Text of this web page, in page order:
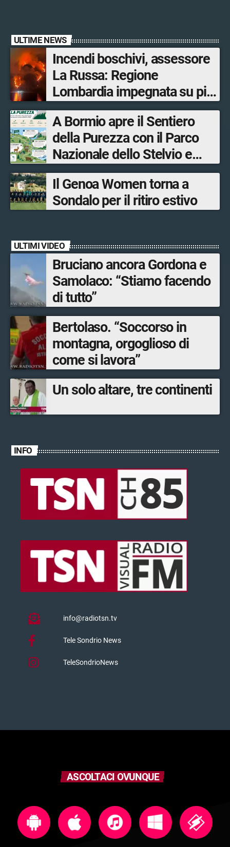
ULTIME NEWS
Incendi boschivi, assessore
La Russa: Regione
Lombardia impegnata su più
fronti, 48 volontari coinvolti
tra le province di Lecco,
Sondrio, Milano e Como
A Bormio apre il Sentiero
della Purezza con il Parco
Nazionale dello Stelvio e
Bormio Tourism
Il Genoa Women torna a
Sondalo per il ritiro estivo
ULTIMI VIDEO
Bruciano ancora Gordona e
Samolaco: “Stiamo facendo
di tutto”
Bertolaso. “Soccorso in
montagna, orgoglioso di
come si lavora”
Un solo altare, tre continenti
INFO
info@radiotsn.tv
Tele Sondrio News
TeleSondrioNews
ASCOLTACI OVUNQUE